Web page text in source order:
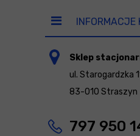
INFORMACJE
Sklep
ul. Starogardzka
83-010 Straszyn
797 950